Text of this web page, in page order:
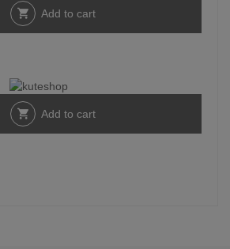
Add to cart
Add to cart